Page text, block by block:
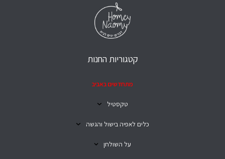
קטגוריות החנות
מתחדשים באביב
טקסטיל
כלים לאפיה בישול והגשה
על השולחן